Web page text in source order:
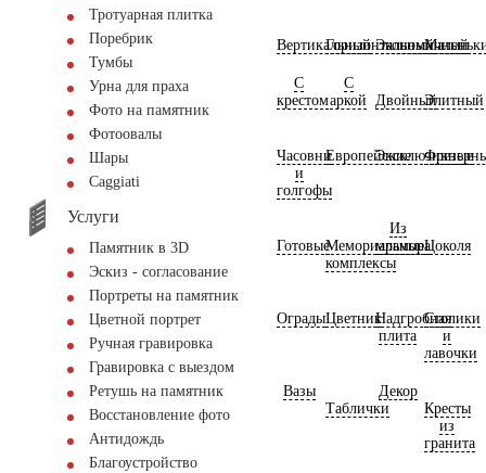
Тротуарная плитка
Поребрик
Тумбы
Урна для праха
Фото на памятник
Фотоовалы
Шары
Сaggiati
Услуги
Памятник в 3D
Эскиз - согласование
Портреты на памятник
Цветной портрет
Ручная гравировка
Гравировка с выездом
Ретушь на памятник
Восстановление фото
Антидождь
Благоустройство
ВертикальныйГоризонтальный
Экономичный
С
крестом
С
аркой
ДвойныйЭлитный
Часовни
и
голгофы
ЕвропейскиеЭксклюзивные
ГотовыеМемориальные
комплексы
Из
мрамораЦоколя
ОградыЦветникНадгробная
плита
Столики
и
лавочки
Вазы
Таблички
Декор
Кресты
из
гранита